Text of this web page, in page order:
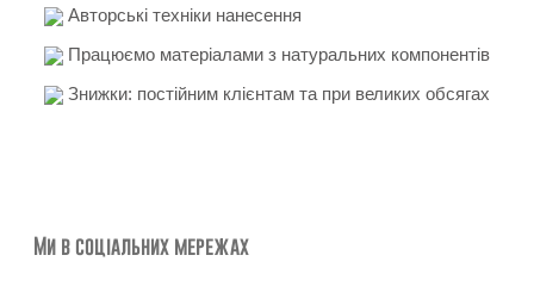
Авторські техніки нанесення
Працюємо матеріалами з натуральних компонентів
Знижки: постійним клієнтам та при великих обсягах
Ми в соціальних мережах